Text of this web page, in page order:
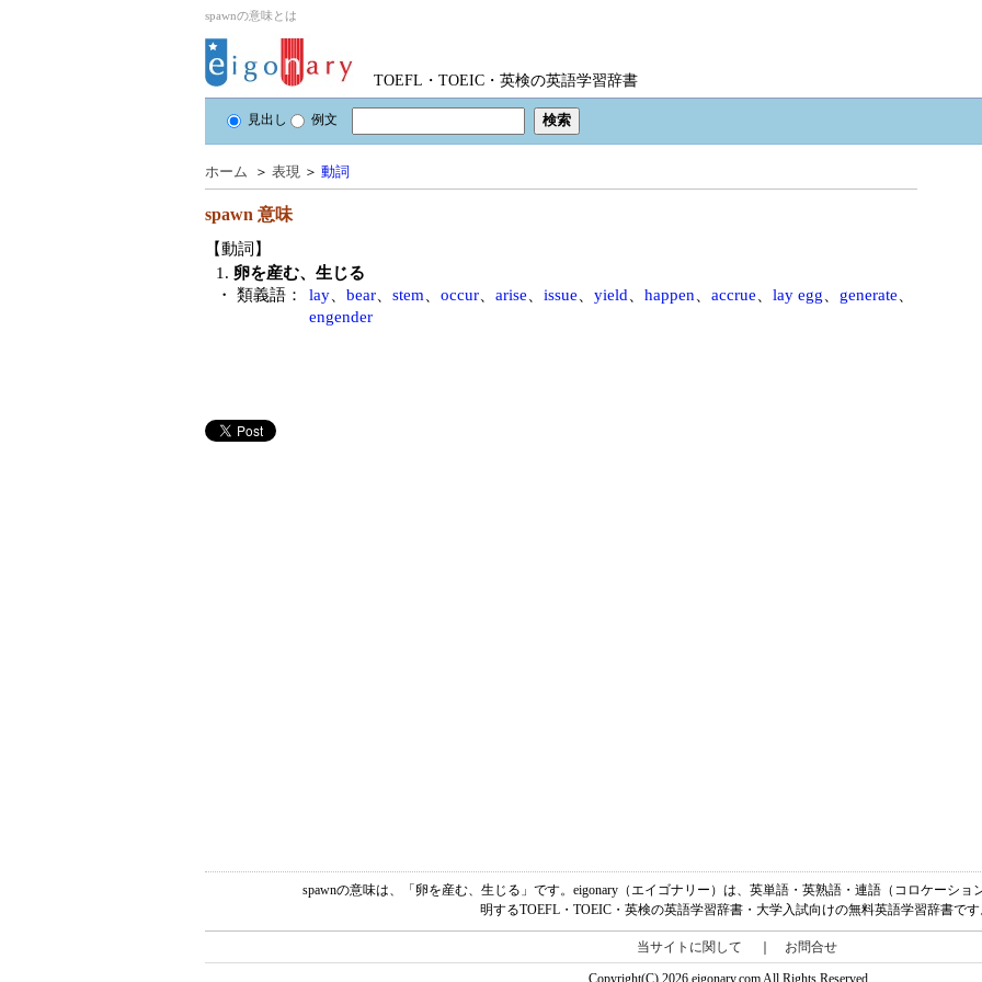
spawnの意味とは
TOEFL・TOEIC・英検の英語学習辞書
見出し 例文
ホーム ＞ 表現 ＞ 動詞
spawn 意味
【動詞】
1. 卵を産む、生じる
・ 類義語：
lay bear stem occur arise issue yield happen accrue lay egg generate
engender
spawnの意味は、「卵を産む、生じる」です。eigonary（エイゴナリー）は、英単語・英熟語・連語（コロケーシ
明するTOEFL・TOEIC・英検の英語学習辞書・大学入試向けの無料英語学習辞書です
当サイトに関して お問合せ
Copyright(C) 2026 eigonary.com All Rights Reserved.